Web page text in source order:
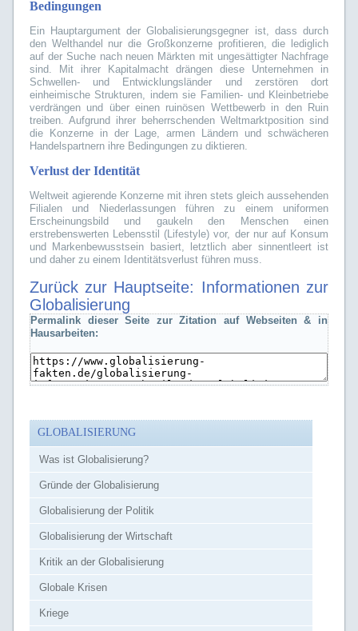
Bedingungen
Ein Hauptargument der Globalisierungsgegner ist, dass durch
den Welthandel nur die Großkonzerne profitieren, die lediglich
auf der Suche nach neuen Märkten mit ungesättigter Nachfrage
sind. Mit ihrer Kapitalmacht drängen diese Unternehmen in
Schwellen- und Entwicklungsländer und zerstören dort
einheimische Strukturen, indem sie Familien- und Kleinbetriebe
verdrängen und über einen ruinösen Wettbewerb in den Ruin
treiben. Aufgrund ihrer beherrschenden Weltmarktposition sind
die Konzerne in der Lage, armen Ländern und schwächeren
Handelspartnern ihre Bedingungen zu diktieren.
Verlust der Identität
Weltweit agierende Konzerne mit ihren stets gleich aussehenden
Filialen und Niederlassungen führen zu einem uniformen
Erscheinungsbild und gaukeln den Menschen einen
erstrebenswerten Lebensstil (Lifestyle) vor, der nur auf Konsum
und Markenbewusstsein basiert, letztlich aber sinnentleert ist
und daher zu einem Identitätsverlust führen muss.
Zurück zur Hauptseite: Informationen zur
Globalisierung
Permalink dieser Seite zur Zitation auf Webseiten & in
Hausarbeiten:
GLOBALISIERUNG
Was ist Globalisierung?
Gründe der Globalisierung
Globalisierung der Politik
Globalisierung der Wirtschaft
Kritik an der Globalisierung
Globale Krisen
Kriege